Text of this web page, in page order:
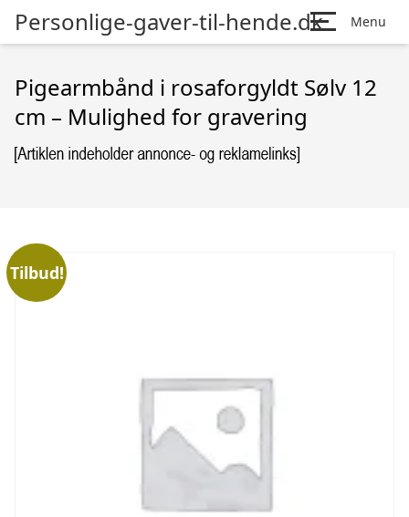
Personlige-gaver-til-hende.dk Menu
Pigearmbånd i rosaforgyldt Sølv 12
cm – Mulighed for gravering
Tilbud!